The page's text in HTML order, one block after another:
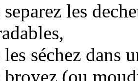
les
séchez dans
(ou